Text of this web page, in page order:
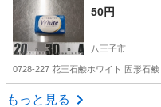
50円
八王子市
0728-227 花王石鹸ホワイト 固形石
東京 八王子市
もっと見る